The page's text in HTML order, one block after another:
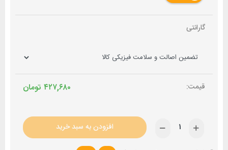
گارانتی
تومان ۴۲۷,۶۸۰
افزودن به سبد خرید